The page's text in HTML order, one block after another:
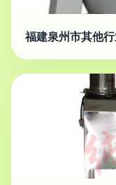
福建泉州市其他